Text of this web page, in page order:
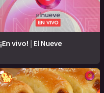
¡En vivo! | El Nueve